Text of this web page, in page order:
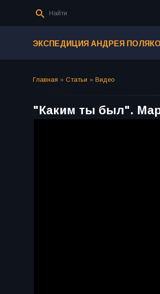
ЭКСПЕДИЦИЯ АНДРЕЯ
Главная » Статьи » Видео
"Каким ты был".